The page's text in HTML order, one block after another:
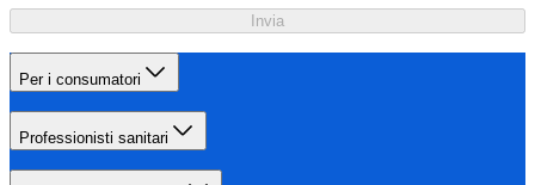
Invia
Per i consumatori
Professionisti sanitari